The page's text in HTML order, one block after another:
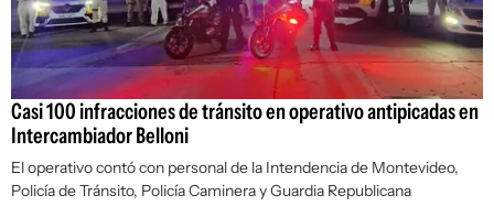
Casi 100 infracciones de tránsito en operativo antipicadas en
Intercambiador Belloni
El operativo contó con personal de la Intendencia de Montevideo,
Policía de Tránsito, Policía Caminera y Guardia Republicana